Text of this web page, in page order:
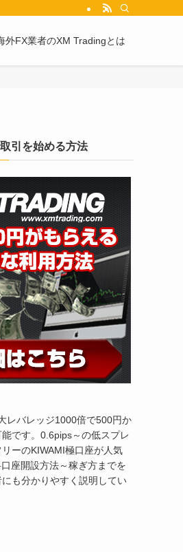
ています。
外FX業者のXM Tradingとは
引を始める方法
レバレッジ1000倍で500円か
です。0.6pips～の低スプレ
ーのKIWAMI極口座が人気
座開設方法～稼ぎ方までを
も分かりやすく説明してい